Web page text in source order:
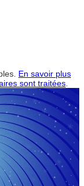
En savoir plus
sont traitées